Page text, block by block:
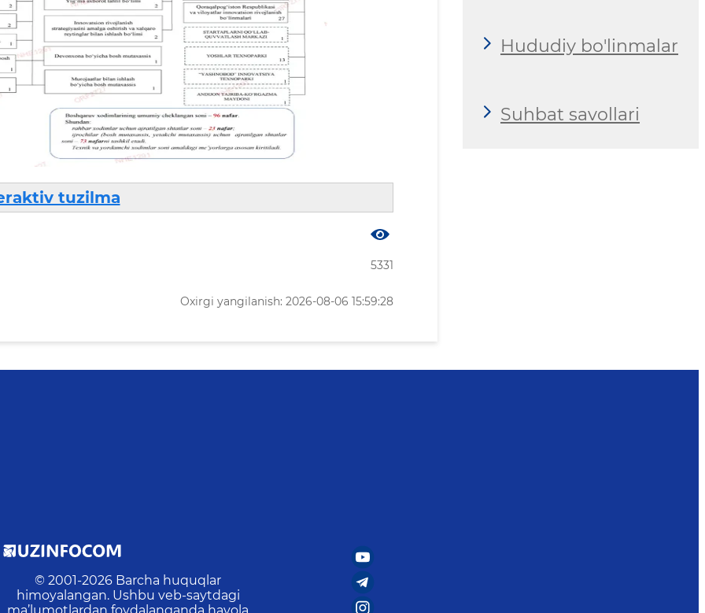
tuzilma
5331
Oxirgi yangilanish: 2026-08-06 15:59:28
Hududiy bo'linmalar
Suhbat savollari
© 2001-2026 Barcha huquqlar
himoyalangan. Ushbu veb-saytdagi